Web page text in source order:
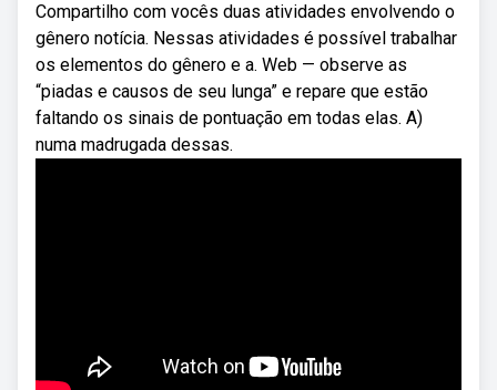
Compartilho com vocês duas atividades envolvendo o
gênero notícia. Nessas atividades é possível trabalhar
os elementos do gênero e a. Web — observe as
“piadas e causos de seu lunga” e repare que estão
faltando os sinais de pontuação em todas elas. A)
numa madrugada dessas.